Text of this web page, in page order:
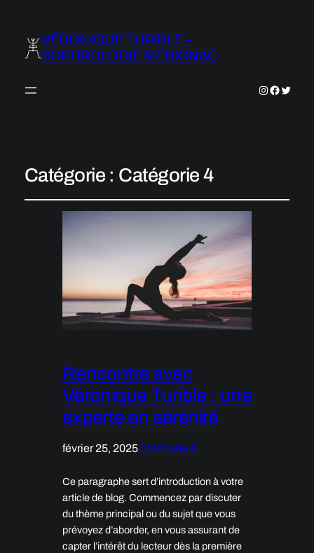
VÉRONIQUE TURIBLE –
SOPHROLOGIE MÉRIGNAC
Instagram
Twitter
Catégorie : Catégorie 4
Rencontre avec
Véronique Turible : une
experte en sérénité
février 25, 2025Catégorie 4
Ce paragraphe sert d’introduction à votre
article de blog. Commencez par discuter
du thème principal ou du sujet que vous
prévoyez d’aborder, en vous assurant de
capter l’intérêt du lecteur dès la première